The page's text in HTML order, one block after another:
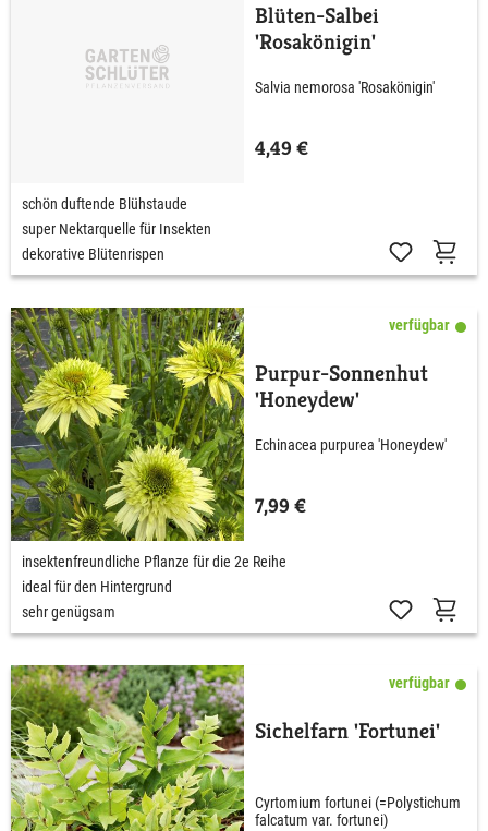
Blüten-Salbei
'Rosakönigin'
Salvia nemorosa 'Rosakönigin'
4,49 €
schön duftende Blühstaude
super Nektarquelle für Insekten
dekorative Blütenrispen
verfügbar
Purpur-Sonnenhut
'Honeydew'
Echinacea purpurea 'Honeydew'
7,99 €
insektenfreundliche Pflanze für die 2e Reihe
ideal für den Hintergrund
sehr genügsam
verfügbar
Sichelfarn 'Fortunei'
Cyrtomium fortunei (=Polystichum
falcatum var. fortunei)